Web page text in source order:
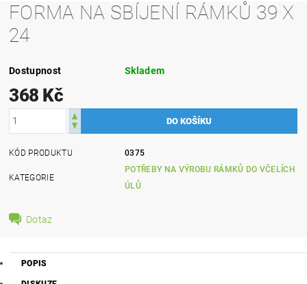
FORMA NA SBÍJENÍ RÁMKŮ 39 X
24
Dostupnost Skladem
368 Kč
KÓD PRODUKTU 0375
KATEGORIE
POTŘEBY NA VÝROBU RÁMKŮ DO VČELÍCH
ÚLŮ
Dotaz
POPIS